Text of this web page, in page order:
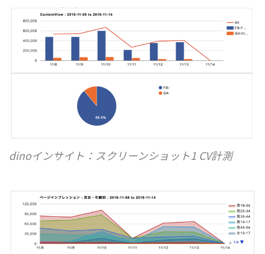
dinoインサイト：スクリーンショット1 CV計測